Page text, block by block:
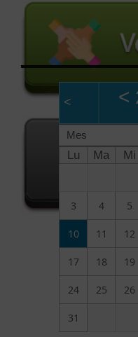
< <
Mes
Lu Ma Mi
3 4 5
10 11 12
17 18 19
24 25 26
31